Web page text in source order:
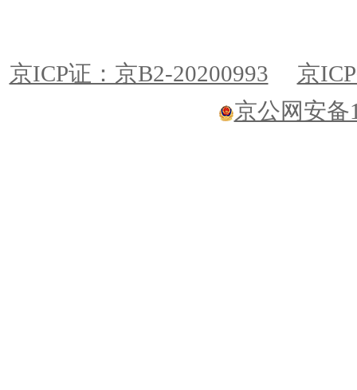
京ICP证：京B2-20200993
京
京公网安备